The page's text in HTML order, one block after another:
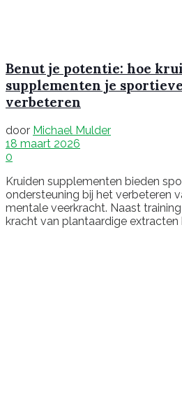
Benut je potentie: hoe
supplementen je
verbeteren
door Michael Mulder
18 maart 2026
0
Kruiden supplementen bieden
ondersteuning bij het verbeteren
mentale veerkracht. Naast
kracht van plantaardige extracten